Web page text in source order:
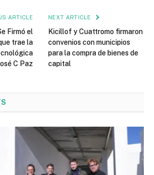
ARTICLE
Firmó el
trae la
C Paz
NEXT ARTICLE
Kicillof y Cuattromo firmaron
convenios con municipios
para la compra de bienes de
capital